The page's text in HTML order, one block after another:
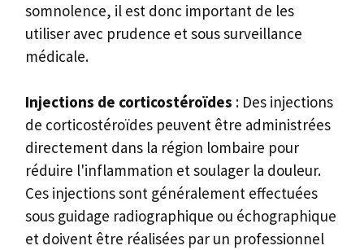
somnolence, il est donc important de les
utiliser avec prudence et sous surveillance
médicale.
Injections de corticostéroïdes : Des injections
de corticostéroïdes peuvent être administrées
directement dans la région lombaire pour
réduire l'inflammation et soulager la douleur.
Ces injections sont généralement effectuées
sous guidage radiographique ou échographique
et doivent être réalisées par un professionnel